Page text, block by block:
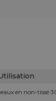
en non-tissé